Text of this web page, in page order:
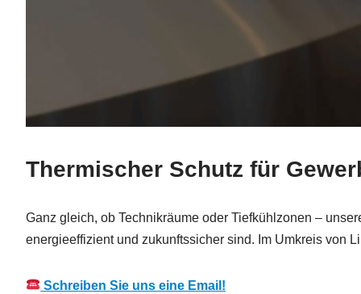
Thermischer Schutz für
Ganz gleich, ob Technikräume oder Tiefkühlzonen –
energieeffizient und zukunftssicher sind. Im Umkreis von
Schreiben Sie uns eine Email!